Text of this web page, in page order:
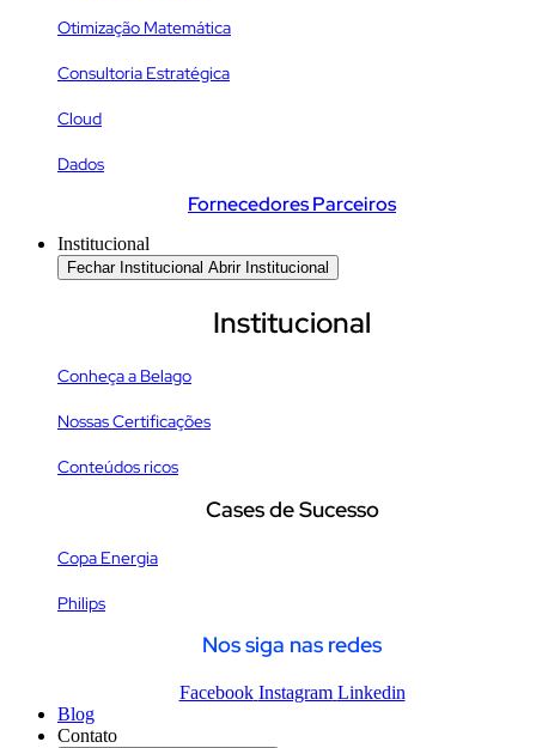
Otimização Matemática
Consultoria Estratégica
Cloud
Dados
Fornecedores Parceiros
Institucional
Fechar Institucional Abrir Institucional
Institucional
Conheça a Belago
Nossas Certificações
Conteúdos ricos
Cases de Sucesso
Copa Energia
Philips
Nos siga nas redes
Facebook Instagram Linkedin
Blog
Contato